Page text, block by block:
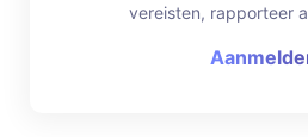
vereisten, rapporteer